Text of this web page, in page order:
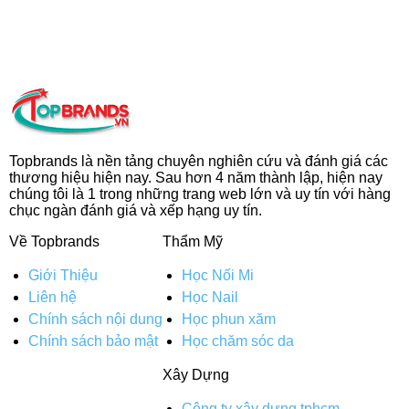
Topbrands là nền tảng chuyên nghiên cứu và đánh giá các
thương hiệu hiện nay. Sau hơn 4 năm thành lập, hiện nay
chúng tôi là 1 trong những trang web lớn và uy tín với hàng
chục ngàn đánh giá và xếp hạng uy tín.
Về Topbrands
Giới Thiệu
Liên hệ
Chính sách nội dung
Chính sách bảo mật
Thẩm Mỹ
Học Nối Mi
Học Nail
Học phun xăm
Học chăm sóc da
Xây Dựng